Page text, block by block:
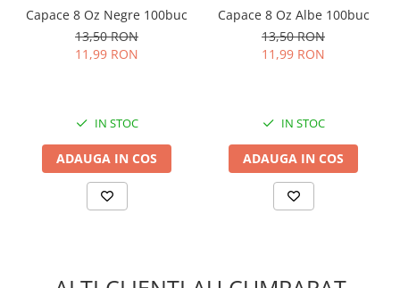
Capace 8 Oz Negre 100buc
13,50 RON
11,99 RON
IN STOC
ADAUGA IN COS
Capace 8 Oz Albe 100buc
13,50 RON
11,99 RON
IN STOC
ADAUGA IN COS